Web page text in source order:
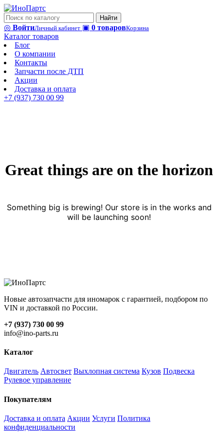
Найти
◎ ВойтиЛичный кабинет ▣ 0 товаровКорзина
Каталог товаров
Блог
О компании
Контакты
Запчасти после ДТП
Акции
Доставка и оплата
+7 (937) 730 00 99
Great things are on the horizon
Something big is brewing! Our store is in the works and
will be launching soon!
Новые автозапчасти для иномарок с гарантией, подбором по
VIN и доставкой по России.
+7 (937) 730 00 99
info@ino-parts.ru
Каталог
Двигатель Автосвет Выхлопная система Кузов Подвеска
Рулевое управление
Покупателям
Доставка и оплата Акции Услуги Политика
конфиденциальности